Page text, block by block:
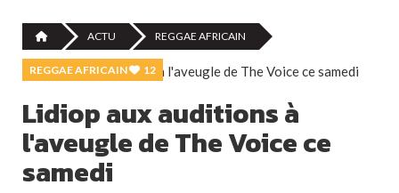
ACTU REGGAE AFRICAIN
REGGAE AFRICAIN 12
Lidiop aux auditions à
l'aveugle de The Voice ce
samedi